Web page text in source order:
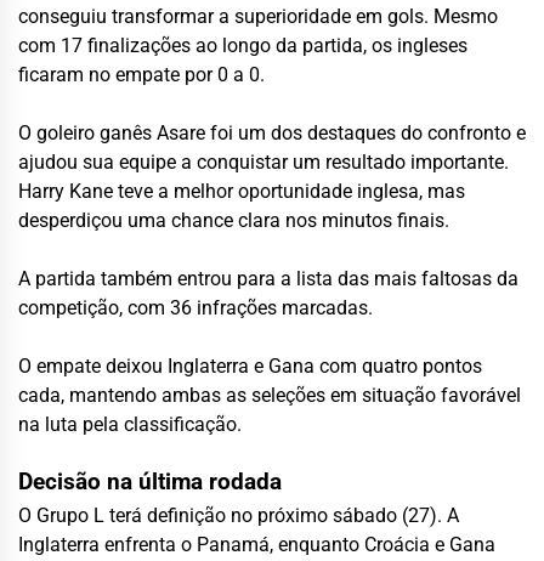
conseguiu transformar a superioridade em gols. Mesmo
com 17 finalizações ao longo da partida, os ingleses
ficaram no empate por 0 a 0.
O goleiro ganês Asare foi um dos destaques do confronto e
ajudou sua equipe a conquistar um resultado importante.
Harry Kane teve a melhor oportunidade inglesa, mas
desperdiçou uma chance clara nos minutos finais.
A partida também entrou para a lista das mais faltosas da
competição, com 36 infrações marcadas.
O empate deixou Inglaterra e Gana com quatro pontos
cada, mantendo ambas as seleções em situação favorável
na luta pela classificação.
Decisão na última rodada
O Grupo L terá definição no próximo sábado (27). A
Inglaterra enfrenta o Panamá, enquanto Croácia e Gana